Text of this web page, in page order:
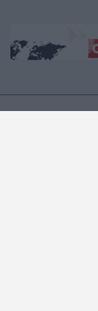
A MUNDIAL